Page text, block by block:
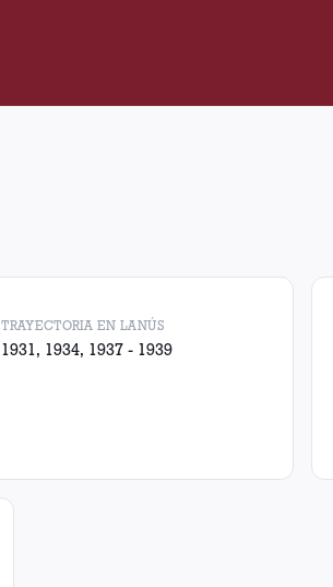
TRAYECTORIA EN LANÚS
1931, 1934, 1937 - 1939